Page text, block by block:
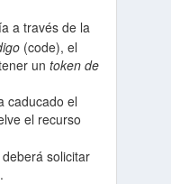
a través de la
(code), el
un token de
caducado el
el recurso
deberá solicitar